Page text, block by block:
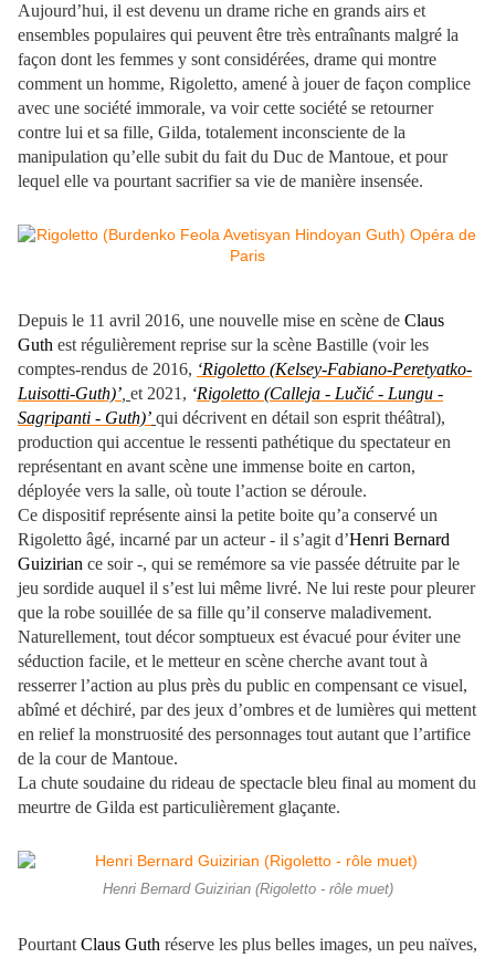
Aujourd’hui, il est devenu un drame riche en grands airs et
ensembles populaires qui peuvent être très entraînants malgré la
façon dont les femmes y sont considérées, drame qui montre
comment un homme, Rigoletto, amené à jouer de façon complice
avec une société immorale, va voir cette société se retourner
contre lui et sa fille, Gilda, totalement inconsciente de la
manipulation qu’elle subit du fait du Duc de Mantoue, et pour
lequel elle va pourtant sacrifier sa vie de manière insensée.
Depuis le 11 avril 2016, une nouvelle mise en scène de Claus
Guth est régulièrement reprise sur la scène Bastille (voir les
comptes-rendus de 2016, ‘Rigoletto (Kelsey-Fabiano-Peretyatko-
Luisotti-Guth)’ et 2021, ‘Rigoletto (Calleja - Lučić - Lungu -
Sagripanti - Guth)’ qui décrivent en détail son esprit théâtral),
production qui accentue le ressenti pathétique du spectateur en
représentant en avant scène une immense boite en carton,
déployée vers la salle, où toute l’action se déroule.
Ce dispositif représente ainsi la petite boite qu’a conservé un
Rigoletto âgé, incarné par un acteur - il s’agit d’Henri Bernard
Guizirian ce soir -, qui se remémore sa vie passée détruite par le
jeu sordide auquel il s’est lui même livré. Ne lui reste pour pleurer
que la robe souillée de sa fille qu’il conserve maladivement.
Naturellement, tout décor somptueux est évacué pour éviter une
séduction facile, et le metteur en scène cherche avant tout à
resserrer l’action au plus près du public en compensant ce visuel,
abîmé et déchiré, par des jeux d’ombres et de lumières qui mettent
en relief la monstruosité des personnages tout autant que l’artifice
de la cour de Mantoue.
La chute soudaine du rideau de spectacle bleu final au moment du
meurtre de Gilda est particulièrement glaçante.
Henri Bernard Guizirian (Rigoletto - rôle muet)
Pourtant Claus Guth réserve les plus belles images, un peu naïves,